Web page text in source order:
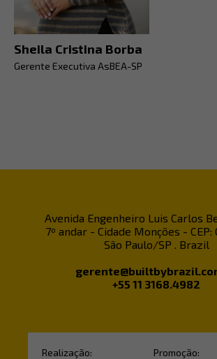
Sheila Cristina Borba
Gerente Executiva AsBEA-SP
Avenida Engenheiro Luis Carlos
7º andar - Cidade Monções - CEP:
São Paulo/SP . Brazil
+55 11 3168.4982
Realização: Promoção: